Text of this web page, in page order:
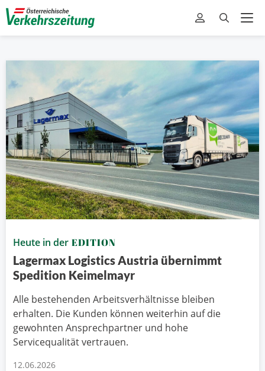
Heute in der EDITION
Lagermax Logistics Austria übernimmt
Spedition Keimelmayr
Alle bestehenden Arbeitsverhältnisse bleiben
erhalten. Die Kunden können weiterhin auf die
gewohnten Ansprechpartner und hohe
Servicequalität vertrauen.
12.06.2026